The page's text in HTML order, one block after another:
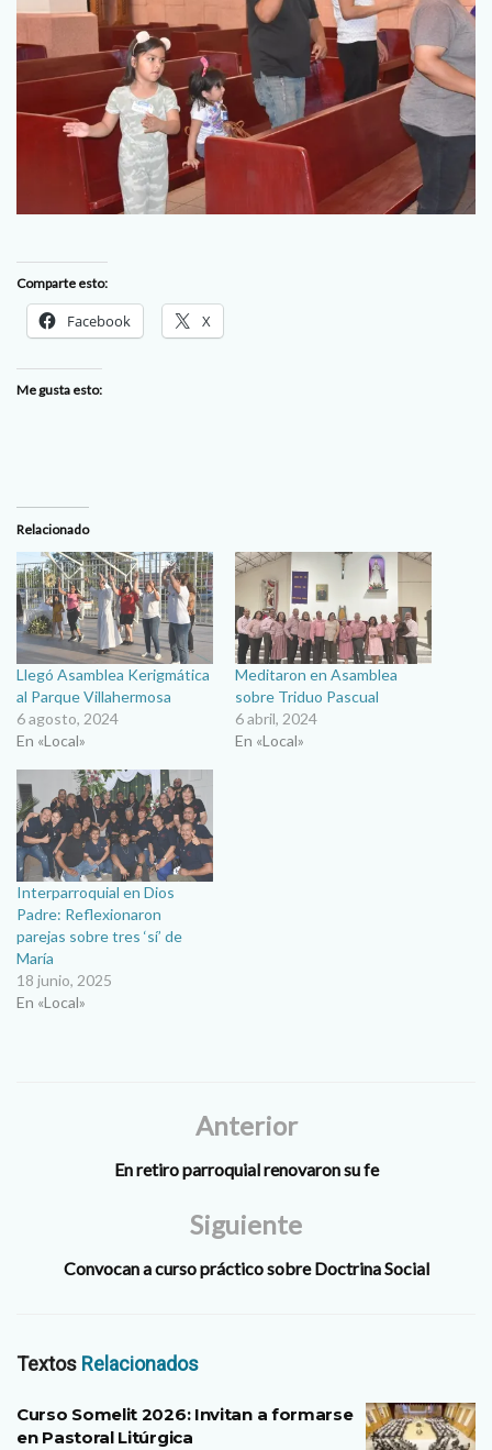
Comparte esto:
Facebook X
Me gusta esto:
Relacionado
Llegó Asamblea Kerigmática
al Parque Villahermosa
6 agosto, 2024
En «Local»
Meditaron en Asamblea
sobre Triduo Pascual
6 abril, 2024
En «Local»
Interparroquial en Dios
Padre: Reflexionaron
parejas sobre tres ‘sí’ de
María
18 junio, 2025
En «Local»
Anterior
En retiro parroquial renovaron su fe
Siguiente
Convocan a curso práctico sobre Doctrina Social
Textos Relacionados
Curso Somelit 2026: Invitan a formarse
en Pastoral Litúrgica